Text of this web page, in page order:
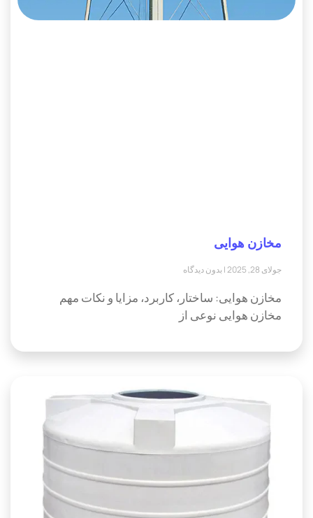
مخازن هوایی
جولای 28, 2025 بدون دیدگاه
مخازن هوایی: ساختار، کاربرد، مزایا و نکات مهم
مخازن هوایی نوعی از